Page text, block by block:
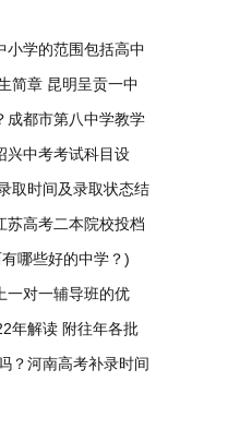
小学的范围包括高中
简章 昆明呈贡一中
成都市第八中学教学
兴中考考试科目设
取时间及录取状态结
苏高考二本院校投档
哪些好的中学？)
一对一辅导班的优
年解读 附往年各批
？河南高考补录时间